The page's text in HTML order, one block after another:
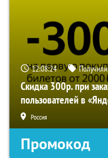
12:08:24
Скидка 300р. при
пользователей в
Россия
Промокод